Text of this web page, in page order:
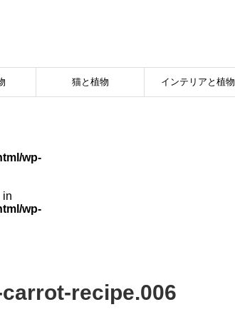
猫と植物 インテリアと植物
wp-
in
wp-
recipe.006